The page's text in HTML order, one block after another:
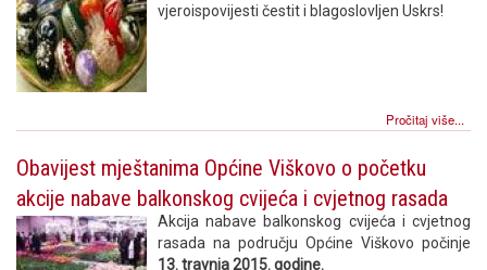
vjeroispovijesti čestit i blagoslovljen Uskrs!
Pročitaj više...
Obavijest mještanima Općine Viškovo o početku
akcije nabave balkonskog cvijeća i cvjetnog rasada
Akcija nabave balkonskog cvijeća i cvjetnog
rasada na području Općine Viškovo počinje
13. travnja 2015. godine.